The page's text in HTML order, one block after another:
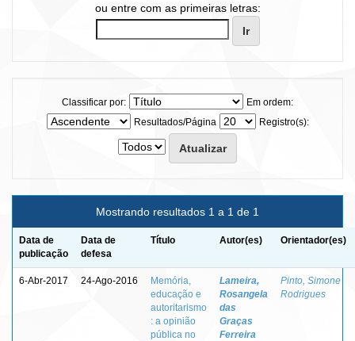
ou entre com as primeiras letras:
Classificar por:
Em ordem:
Resultados/Página
Registro(s):
Mostrando resultados 1 a 1 de 1
Data de
publicação
Data de
defesa
Título Autor(es) Orientador(es)
6-Abr-2017 24-Ago-2016
Memória,
educação e
autoritarismo
: a opinião
pública no
Lameira,
Rosangela
das
Graças
Ferreira
Pinto, Simone
Rodrigues